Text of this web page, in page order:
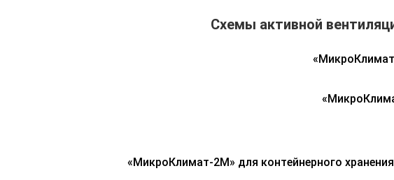
Схемы активной
«МикроКлимат-2М» для контейнерного хранения